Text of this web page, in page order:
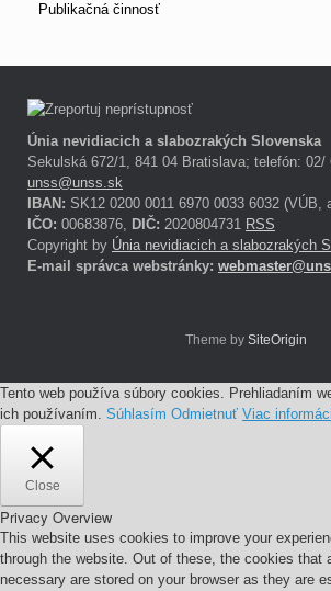
Publikačná činnosť
Únia nevidiacich a slabozrakých Slovenska
Sekulská 672/1, 841 04 Bratislava; telefón: 02/
unss@unss.sk
IBAN: SK12 0200 0011 6970 0033 6032 (VÚB,
IČO: 00683876, DIČ: 2020804731 RSS
Copyright by Únia nevidiacich a slabozrakých
E-mail správca webstránky:
Theme by SiteOrigin
Tento web používa súbory cookies. Prehliadaním
ich používaním. Súhlasím Odmietnuť Viac
Close
Privacy Overview
This website uses cookies to improve your
through the website. Out of these, the cookies that
necessary are stored on your browser as they are